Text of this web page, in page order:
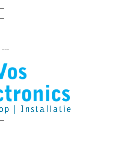
---